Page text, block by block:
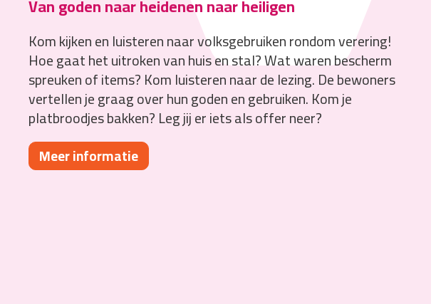
Van goden naar heidenen naar heiligen
Kom kijken en luisteren naar volksgebruiken rondom verering!
Hoe gaat het uitroken van huis en stal? Wat waren bescherm
spreuken of items? Kom luisteren naar de lezing. De bewoners
vertellen je graag over hun goden en gebruiken. Kom je
platbroodjes bakken? Leg jij er iets als offer neer?
Meer informatie